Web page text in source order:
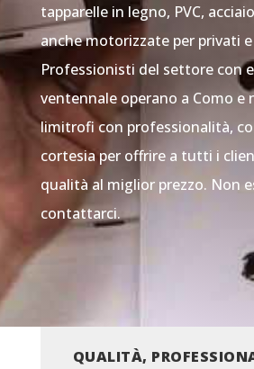
tapparelle in legno, PVC,
anche motorizzate per privati
Professionisti del settore con
ventennale operano a Como e
limitrofi con professionalità,
cortesia per offrire a tutti i
qualità al miglior prezzo. Non
contattarci.
QUALITÀ,